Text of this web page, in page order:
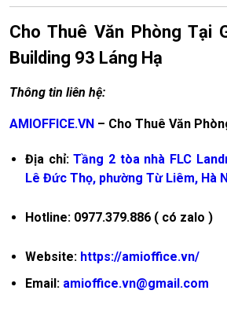
Cho Thuê Văn Phòng Tại
Building 93 Láng Hạ
Thông tin liên hệ:
AMIOFFICE.VN – Cho Thuê Văn
Địa chỉ:Tầng 2 tòa nhà FLC
Lê Đức Thọ, phường Từ Liêm, Hà
Hotline: 0977.379.886 ( có zalo )
Website: https://amioffice.vn/
Email: amioffice.vn@gmail.com